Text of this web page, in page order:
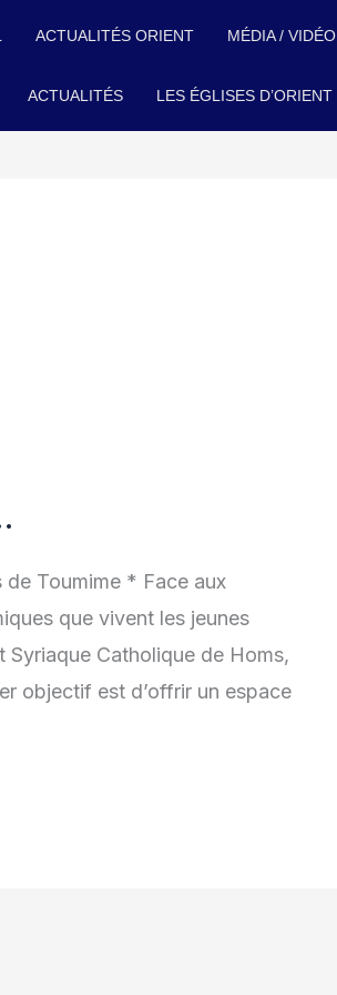
ACTUALITÉS ORIENT MÉDIA / VIDÉO
ACTUALITÉS LES ÉGLISES D’ORIENT
Toumime * Face aux
que vivent les jeunes
Catholique de Homs,
objectif est d’offrir un espace